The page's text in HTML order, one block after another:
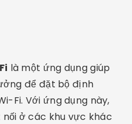
là một ứng dụng giúp
để đặt bộ định
Fi. Với ứng dụng này,
ở các khu vực khác